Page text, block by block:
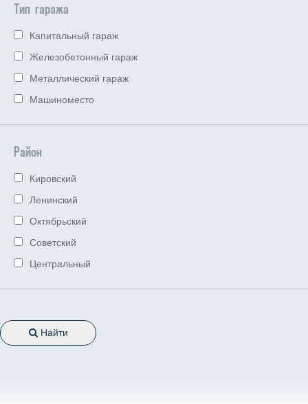
Тип гаража
Капитальный гараж
Железобетонный гараж
Металлический гараж
Машиноместо
Район
Кировский
Ленинский
Октябрьский
Советский
Центральный
Найти